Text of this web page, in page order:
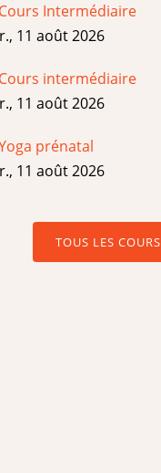
Cours Intermédiaire
11 août 2026
Cours intermédiaire
11 août 2026
prénatal
11 août 2026
TOUS LES COURS